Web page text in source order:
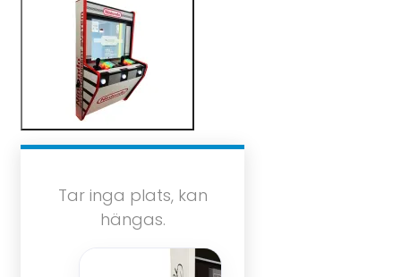
Tar inga plats, kan
hängas.